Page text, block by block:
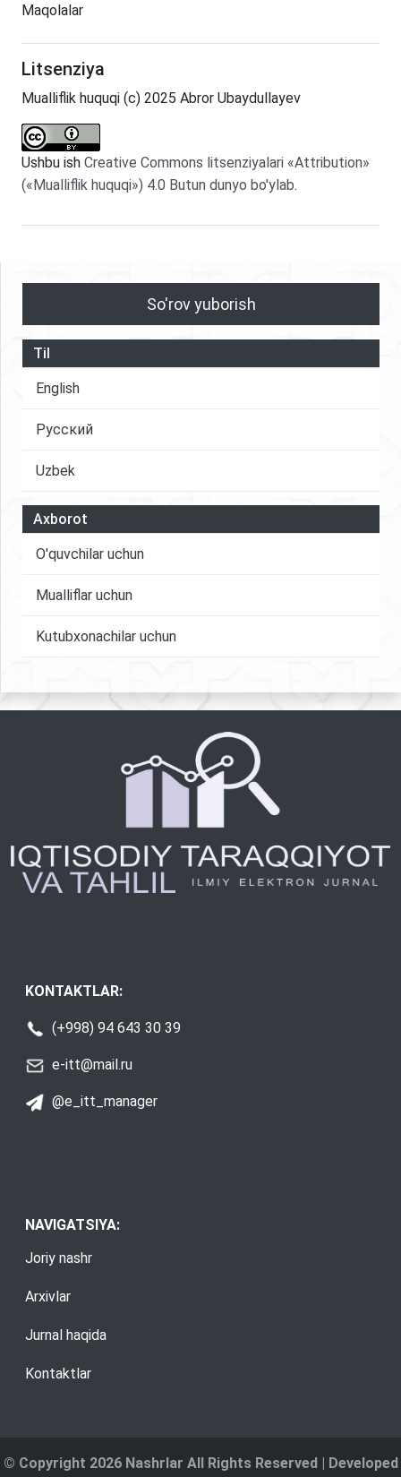
Maqolalar
Litsenziya
Mualliflik huquqi (c) 2025 Abror Ubaydullayev
Ushbu ish Creative Commons litsenziyalari «Attribution»
(«Mualliflik huquqi») 4.0 Butun dunyo bo'ylab.
So'rov yuborish
Til
English
Русский
Uzbek
Axborot
O'quvchilar uchun
Mualliflar uchun
Kutubxonachilar uchun
KONTAKTLAR:
(+998) 94 643 30 39
e-itt@mail.ru
@e_itt_manager
NAVIGATSIYA:
Joriy nashr
Arxivlar
Jurnal haqida
Kontaktlar
© Copyright 2026 Nashrlar All Rights Reserved | Developed